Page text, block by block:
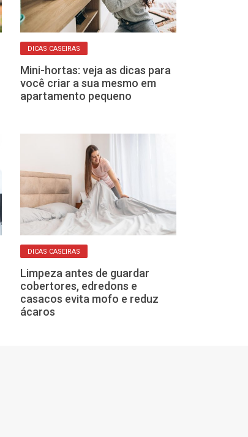
DICAS CASEIRAS
Mini-hortas: veja as dicas para
você criar a sua mesmo em
apartamento pequeno
DICAS CASEIRAS
Limpeza antes de guardar
cobertores, edredons e
casacos evita mofo e reduz
ácaros